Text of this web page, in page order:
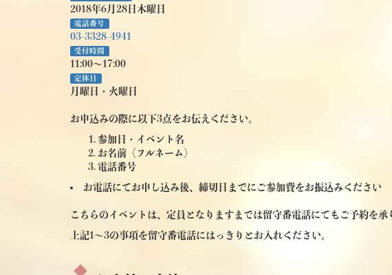
2018年6月28日木曜日
電話番号
03-3328-4941
受付時間
11:00～17:00
定休日
月曜日・火曜日
お申込みの際に以下3点をお伝えください。
参加日・イベント名
お名前（フルネーム）
電話番号
お電話にてお申し込み後、締切日までにご参加費をお振込みください
こちらのイベントは、定員となりますまでは留守番電話にてもご予約を承
上記1～3の事項を留守番電話にはっきりとお入れください。